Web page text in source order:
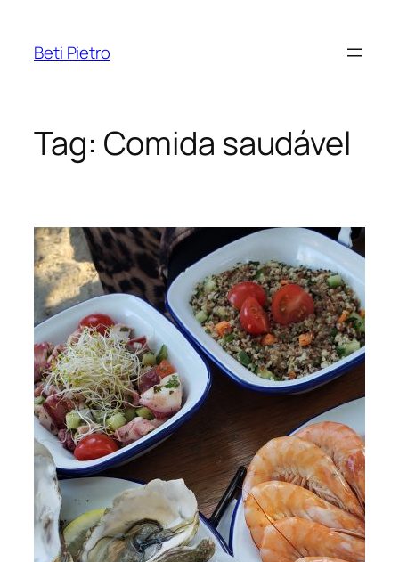
Beti Pietro
Tag: Comida saudável